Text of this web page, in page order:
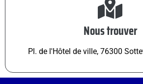
Nous trouver
Pl. de l'Hôtel de ville, 76300